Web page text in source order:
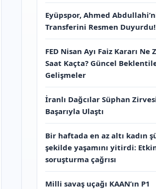
Eyüpspor, Ahmed
Transferini Resmen Duyurdu!
FED Nisan Ayı Faiz Kararı Ne
Saat Kaçta? Güncel
Gelişmeler
İranlı Dağcılar Süphan
Başarıyla Ulaştı
Bir haftada en az altı kadın
şekilde yaşamını yitirdi:
soruşturma çağrısı
Milli savaş uçağı KAAN’ın P1